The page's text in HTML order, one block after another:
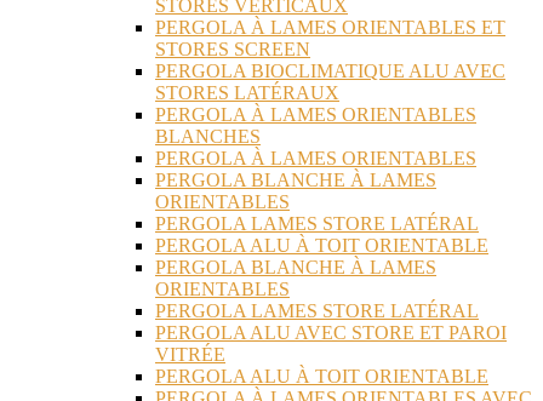
STORES VERTICAUX
PERGOLA À LAMES ORIENTABLES ET
STORES SCREEN
PERGOLA BIOCLIMATIQUE ALU AVEC
STORES LATÉRAUX
PERGOLA À LAMES ORIENTABLES
BLANCHES
PERGOLA À LAMES ORIENTABLES
PERGOLA BLANCHE À LAMES
ORIENTABLES
PERGOLA LAMES STORE LATÉRAL
PERGOLA ALU À TOIT ORIENTABLE
PERGOLA BLANCHE À LAMES
ORIENTABLES
PERGOLA LAMES STORE LATÉRAL
PERGOLA ALU AVEC STORE ET PAROI
VITRÉE
PERGOLA ALU À TOIT ORIENTABLE